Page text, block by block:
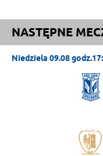
NASTĘPNE
Niedziela 09.08